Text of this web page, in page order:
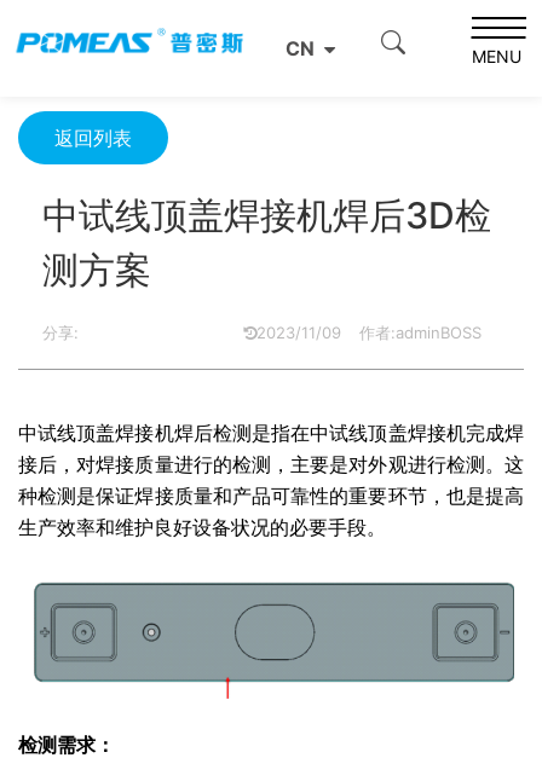
CN MENU
中试线顶盖焊接机焊后3D检测方案
返回列表
中试线顶盖焊接机焊后3D检
测方案
分享: 2023/11/09 作者:adminBOSS
中试线顶盖焊接机焊后检测是指在中试线顶盖焊接机完成焊
接后，对焊接质量进行的检测，主要是对外观进行检测。这
种检测是保证焊接质量和产品可靠性的重要环节，也是提高
生产效率和维护良好设备状况的必要手段。
检测需求：